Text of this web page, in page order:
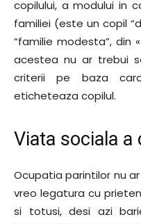
copilului, a modului in
familiei (este un copil
“familie modesta”, din
acestea nu ar trebui
criterii pe baza
eticheteaza copilul.
Viata sociala a
Ocupatia parintilor nu
vreo legatura cu
si totusi, desi azi